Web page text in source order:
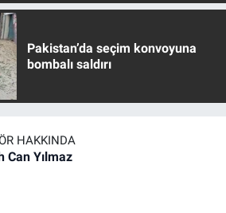
Pakistan’da seçim konvoyuna
bombalı saldırı
HAKKINDA
Can Yılmaz